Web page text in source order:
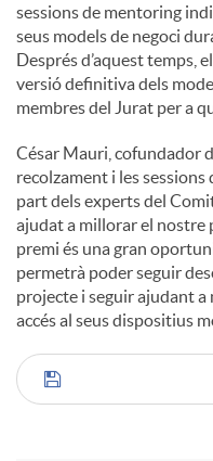
sessions de mentoring
seus models de negoci
Després d’aquest temps,
versió definitiva dels
membres del Jurat per a
César Mauri, cofundador
recolzament i les
part dels experts del
ajudat a millorar el nostre
premi és una gran
permetrà poder seguir
projecte i seguir ajudant
accés al seus dispositius
C